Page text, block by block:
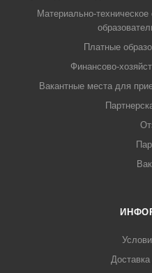
Материально-
Платные
Финансово-
Вакантные места для